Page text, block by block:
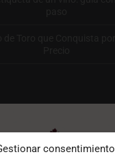
consentimiento